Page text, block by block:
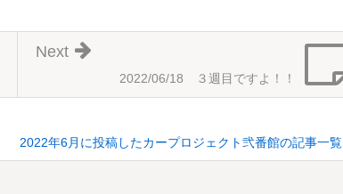
2022/06/18 ３週目ですよ！！
Next
2022年6月に投稿したカープロジェクト弐番館の記事一覧